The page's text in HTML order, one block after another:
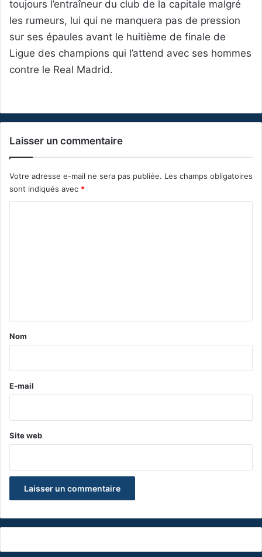
toujours l’entraîneur du club de la capitale malgré
les rumeurs, lui qui ne manquera pas de pression
sur ses épaules avant le huitième de finale de
Ligue des champions qui l’attend avec ses hommes
contre le Real Madrid.
Laisser un commentaire
Votre adresse e-mail ne sera pas publiée. Les champs obligatoires
sont indiqués avec *
a
e
Nom
E-mail
Site web